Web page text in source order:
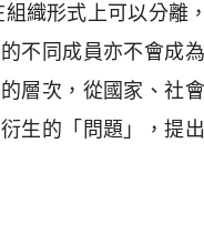
組織形式上可以分離
不同成員亦不會成
層次，從國家、社
生的「問題」，提